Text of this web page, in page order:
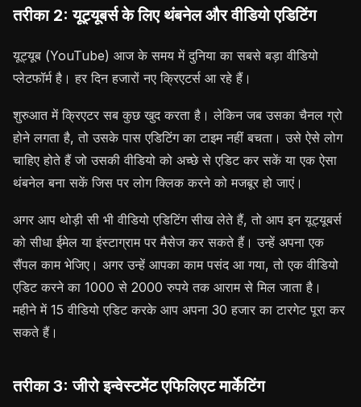
तरीका 2: यूट्यूबर्स के लिए थंबनेल और वीडियो एडिटिंग
यूट्यूब (YouTube) आज के समय में दुनिया का सबसे बड़ा वीडियो
प्लेटफॉर्म है। हर दिन हजारों नए क्रिएटर्स आ रहे हैं।
शुरुआत में क्रिएटर सब कुछ खुद करता है। लेकिन जब उसका चैनल ग्रो
होने लगता है, तो उसके पास एडिटिंग का टाइम नहीं बचता। उसे ऐसे लोग
चाहिए होते हैं जो उसकी वीडियो को अच्छे से एडिट कर सकें या एक ऐसा
थंबनेल बना सकें जिस पर लोग क्लिक करने को मजबूर हो जाएं।
अगर आप थोड़ी सी भी वीडियो एडिटिंग सीख लेते हैं, तो आप इन यूट्यूबर्स
को सीधा ईमेल या इंस्टाग्राम पर मैसेज कर सकते हैं। उन्हें अपना एक
सैंपल काम भेजिए। अगर उन्हें आपका काम पसंद आ गया, तो एक वीडियो
एडिट करने का 1000 से 2000 रुपये तक आराम से मिल जाता है।
महीने में 15 वीडियो एडिट करके आप अपना 30 हजार का टारगेट पूरा कर
सकते हैं।
तरीका 3: जीरो इन्वेस्टमेंट एफिलिएट मार्केटिंग